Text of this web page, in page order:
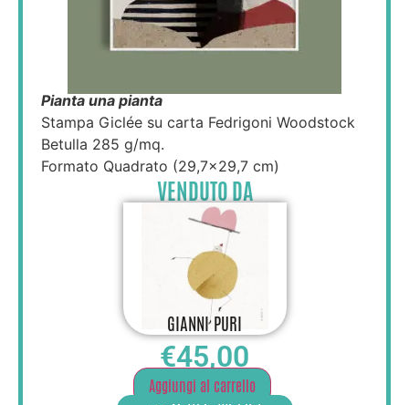
Pianta una pianta
Stampa Giclée su carta Fedrigoni Woodstock
Betulla 285 g/mq.
Formato Quadrato (29,7×29,7 cm)
VENDUTO DA
GIANNI PURI
€45,00
Aggiungi al carrello